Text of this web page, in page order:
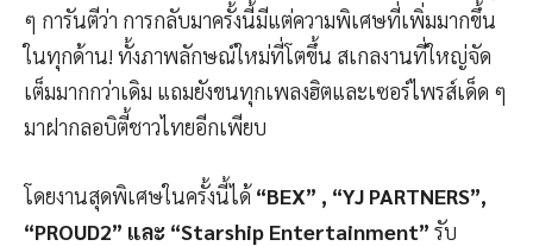
ๆ การันตีว่า การกลับมาครั้งนี้มีแต่ความพิเศษที่เพิ่มมากขึ้น
ในทุกด้าน! ทั้งภาพลักษณ์ใหม่ที่โตขึ้น สเกลงานที่ใหญ่จัด
เต็มมากกว่าเดิม แถมยังขนทุกเพลงฮิตและเซอร์ไพรส์เด็ด ๆ
มาฝากลอบิตี้ชาวไทยอีกเพียบ
โดยงานสุดพิเศษในครั้งนี้ได้“BEX” , “YJ PARTNERS”,
“PROUD2” และ “Starship Entertainment” รับ